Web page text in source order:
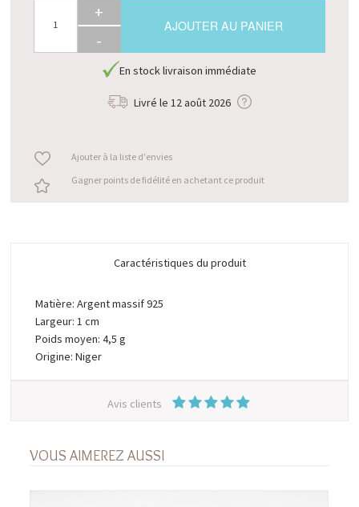
+
-
AJOUTER AU PANIER
En stock livraison immédiate
Livré le 12 août 2026
Ajouter à la liste d'envies
Gagner points de fidélité en achetant ce produit
Caractéristiques du produit
Matière: Argent massif 925
Largeur: 1 cm
Poids moyen: 4,5 g
Origine: Niger
Avis clients
VOUS AIMEREZ AUSSI